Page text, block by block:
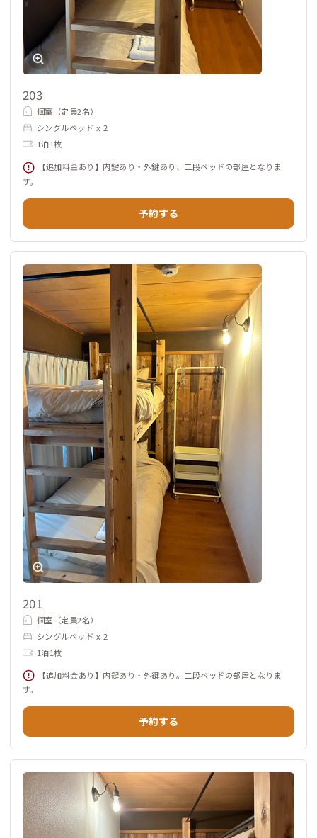
203
個室（定員2名）
シングルベッド x 2
1泊1枚
【追加料金あり】内鍵あり・外鍵あり、二段ベッドの部屋となりま
す。
予約する
201
個室（定員2名）
シングルベッド x 2
1泊1枚
【追加料金あり】内鍵あり・外鍵あり。二段ベッドの部屋となりま
す。
予約する